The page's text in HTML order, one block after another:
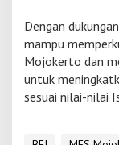
Dengan
mampu
Mojokerto dan
untuk
sesuai nilai-nilai